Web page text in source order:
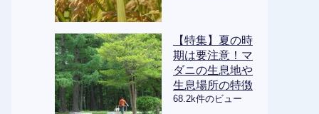
【特集】夏の時
期は要注意！マ
ダニの生息地や
生息場所の特徴
68.2k件のビュー